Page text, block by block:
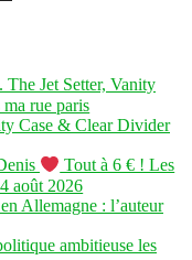
The Jet Setter, Vanity
ma rue paris
Case & Clear Divider
Tout à 6 € ! Les
4 août 2026
Allemagne : l’auteur
ambitieuse les